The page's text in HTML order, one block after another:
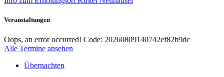
Veranstaltungen
Oops, an error occurred! Code: 20260809140742ef82b9dc
Alle Termine ansehen
Übernachten